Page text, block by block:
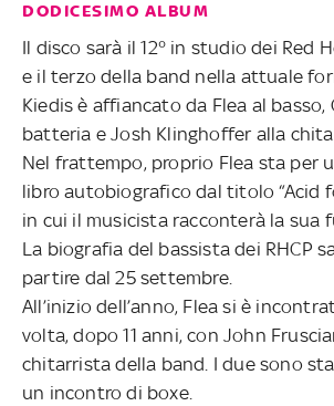
DODICESIMO ALBUM
Il disco sarà il 12° in studio dei Red
e il terzo della band nella attuale
Kiedis è affiancato da Flea al basso,
batteria e Josh Klinghoffer alla
Nel frattempo, proprio Flea sta per
libro autobiografico dal titolo “Acid
in cui il musicista racconterà la sua
La biografia del bassista dei RHCP
partire dal 25 settembre.
All’inizio dell’anno, Flea si è
volta, dopo 11 anni, con John
chitarrista della band. I due sono
un incontro di boxe.